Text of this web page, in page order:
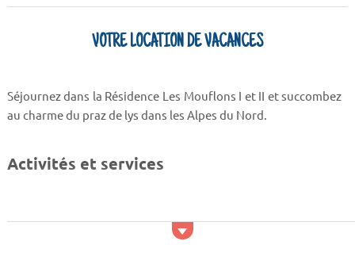
VOTRE LOCATION DE VACANCES
Séjournez dans la Résidence Les Mouflons I et II et succombez
au charme du praz de lys dans les Alpes du Nord.
Activités et services
Venez séjourner au sein de la Résidence Les Mouflons. Vous